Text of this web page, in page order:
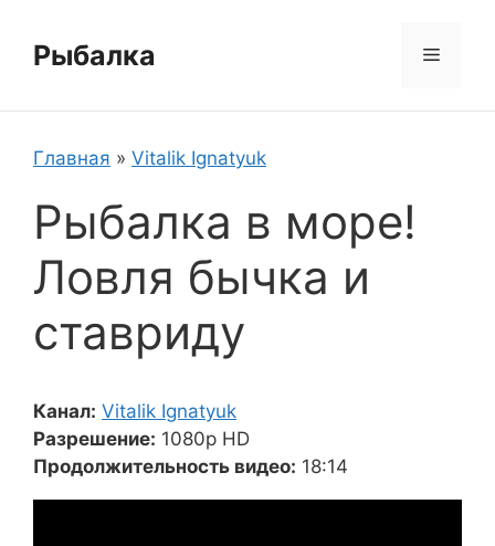
содержимому
Рыбалка Меню
Главная » Vitalik Ignatyuk
Рыбалка в море!
Ловля бычка и
ставриду
Канал: Vitalik Ignatyuk
Разрешение: 1080p HD
Продолжительность видео: 18:14